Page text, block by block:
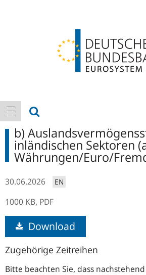
Hauptnavigation
Navigation anzeigen
b)
inländischen Sektoren
Währungen/Euro/
30.06.2026 EN
1000 KB, PDF
Download
Zugehörige Zeitreihen
Bitte beachten Sie, dass